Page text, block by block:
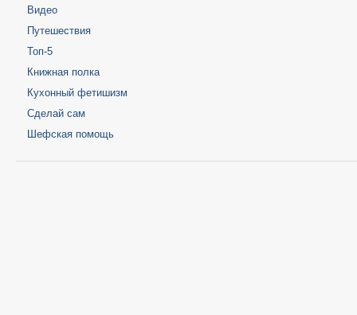
Видео
Путешествия
Топ-5
Книжная полка
Кухонный фетишизм
Сделай сам
Шефская помощь